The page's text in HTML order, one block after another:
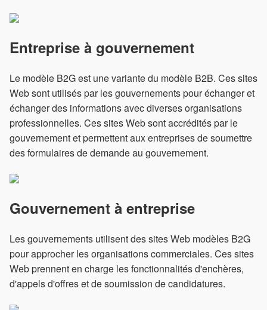
Entreprise à gouvernement
Le modèle B2G est une variante du modèle B2B. Ces sites
Web sont utilisés par les gouvernements pour échanger et
échanger des informations avec diverses organisations
professionnelles. Ces sites Web sont accrédités par le
gouvernement et permettent aux entreprises de soumettre
des formulaires de demande au gouvernement.
Gouvernement à entreprise
Les gouvernements utilisent des sites Web modèles B2G
pour approcher les organisations commerciales. Ces sites
Web prennent en charge les fonctionnalités d'enchères,
d'appels d'offres et de soumission de candidatures.